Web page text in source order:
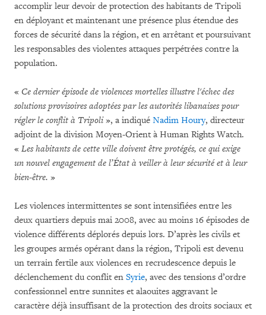
accomplir leur devoir de protection des habitants de Tripoli
en déployant et maintenant une présence plus étendue des
forces de sécurité dans la région, et en arrêtant et poursuivant
les responsables des violentes attaques perpétrées contre la
population.
« Ce dernier épisode de violences mortelles illustre l'échec des
solutions provisoires adoptées par les autorités libanaises pour
régler le conflit à Tripoli», a indiqué Nadim Houry, directeur
adjoint de la division Moyen-Orient à Human Rights Watch.
« Les habitants de cette ville doivent être protégés, ce qui exige
un nouvel engagement de l’État à veiller à leur sécurité et à leur
bien-être. »
Les violences intermittentes se sont intensifiées entre les
deux quartiers depuis mai 2008, avec au moins 16 épisodes de
violence différents déplorés depuis lors. D’après les civils et
les groupes armés opérant dans la région, Tripoli est devenu
un terrain fertile aux violences en recrudescence depuis le
déclenchement du conflit en Syrie, avec des tensions d’ordre
confessionnel entre sunnites et alaouites aggravant le
caractère déjà insuffisant de la protection des droits sociaux et